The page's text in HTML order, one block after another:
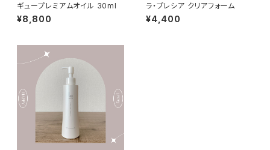
ギュープレミアムオイル 30ml
¥8,800
ラ・プレシア クリアフォーム
¥4,400